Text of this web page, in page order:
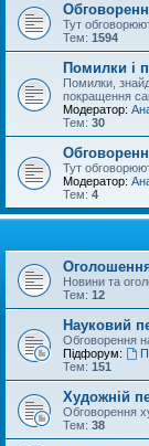
Тут
Тем: 1594
Помилки і
Помилки,
покращення
Модератор:
Тем: 30
Тут
Модератор:
Тем: 4
Новини та
Тем: 12
Науковий
Обговорення
Підфорум:
Тем: 151
Художній
Обговорення
Тем: 38